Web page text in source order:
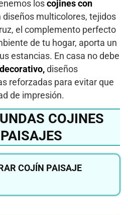
los cojines con
diseños multicolores, tejidos
el complemento perfecto
de tu hogar, aporta un
estancias. En casa no debe
diseños
reforzadas para evitar que
de impresión.
COJINES
COJÍN PAISAJE